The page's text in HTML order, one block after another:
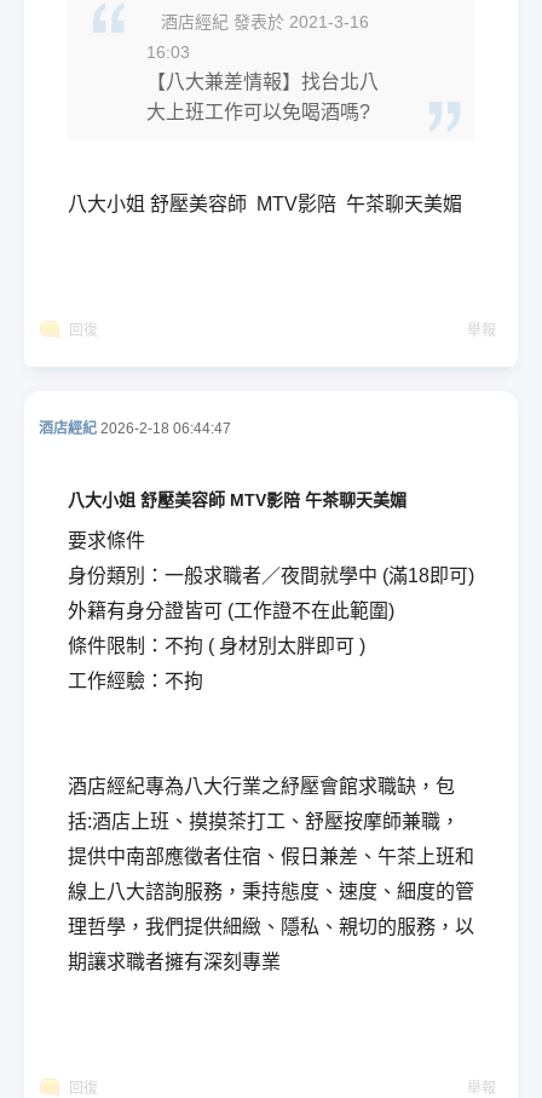
酒店經紀 發表於 2021-3-16
16:03
【八大兼差情報】找台北八
大上班工作可以免喝酒嗎?
八大小姐 舒壓美容師 MTV影陪 午茶聊天美媚
回復 舉報
酒店經紀 2026-2-18 06:44:47
八大小姐 舒壓美容師 MTV影陪 午茶聊天美媚
要求條件
身份類別：一般求職者／夜間就學中 (滿18即可)
外籍有身分證皆可 (工作證不在此範圍)
條件限制：不拘 ( 身材別太胖即可 )
工作經驗：不拘
酒店經紀專為八大行業之紓壓會館求職缺，包
括:酒店上班、摸摸茶打工、舒壓按摩師兼職，
提供中南部應徵者住宿、假日兼差、午茶上班和
線上八大諮詢服務，秉持態度、速度、細度的管
理哲學，我們提供細緻、隱私、親切的服務，以
期讓求職者擁有深刻專業
回復 舉報